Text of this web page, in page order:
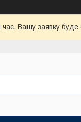
час. Вашу заявку